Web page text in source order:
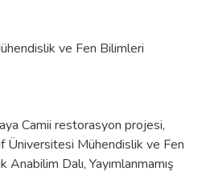
ve Fen Bilimleri
Camii restorasyon projesi,
Üniversitesi Mühendislik ve Fen
Dalı, Yayımlanmamış